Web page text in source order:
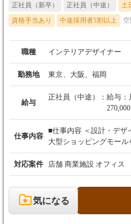
正社員（新卒） 正社員（中途） 土
資格手当あり 中途採用者5割以上
職種 インテリアデザイナー
勤務地 東京、大阪、福岡
給与
正社員（中途）： 給与：
変動
(実績
入社3
00円
■配属
物価
各拠
仕事内容
■仕事内容 ＜設計・デザ
大型ショッピングモー
ィスなどの空間デザイン・設計
フロー】 ・ニーズのヒ
セプト立案 ・デザイン
・図面の実施設計 【ここがポイント！】 施工管理は一切なし：
現場の管理は協力会社に
職人さんの手配などに追われ
モノづくり： 2～3名の
対応案件 店舗 商業施設 オフィス
気になる